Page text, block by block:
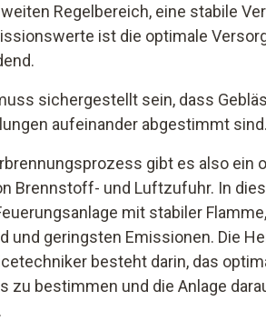
Regelbereich, eine stabile
ist die optimale
sichergestellt sein, dass
aufeinander abgestimmt sind.
gibt es also ein
Brennstoff- und Luftzufuhr. In
mit stabiler
und geringsten Emissionen. Die
besteht darin, das
zu bestimmen und die Anlage